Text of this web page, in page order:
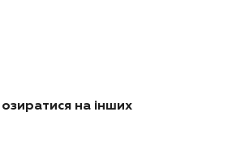
на інших